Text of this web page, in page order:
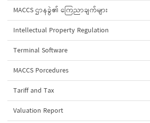
MACCS ဌာနခွဲ၏ ကြေညာချက်များ
Intellectual Property Regulation
Terminal Software
MACCS Porcedures
Tariff and Tax
Valuation Report